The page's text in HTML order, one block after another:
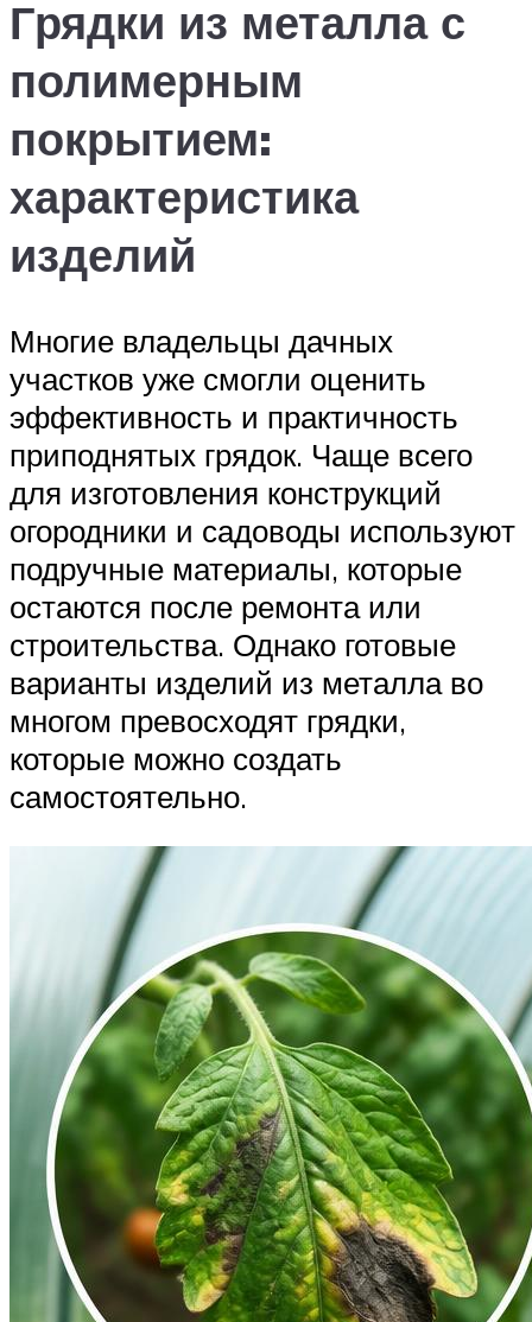
Грядки из металла с
полимерным
покрытием:
характеристика
изделий
Многие владельцы дачных
участков уже смогли оценить
эффективность и практичность
приподнятых грядок. Чаще всего
для изготовления конструкций
огородники и садоводы используют
подручные материалы, которые
остаются после ремонта или
строительства. Однако готовые
варианты изделий из металла во
многом превосходят грядки,
которые можно создать
самостоятельно.